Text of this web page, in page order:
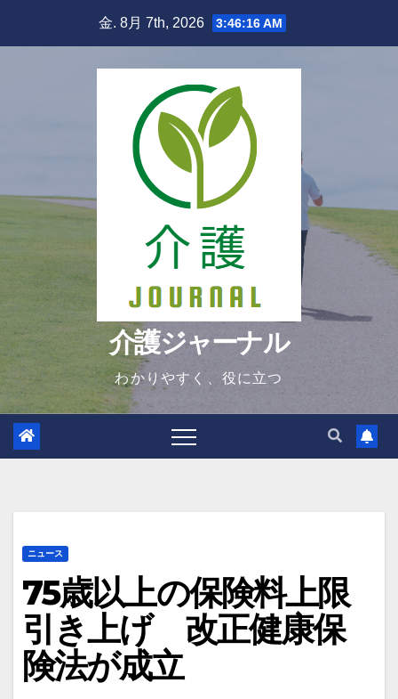
金. 8月 7th, 2026 3:46:17 AM
介護ジャーナル
わかりやすく、役に立つ
ニュース
75歳以上の保険料上限
引き上げ 改正健康保
険法が成立